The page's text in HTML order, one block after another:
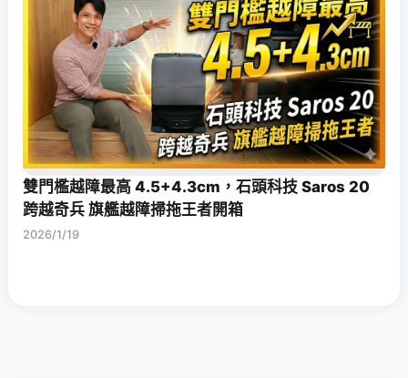
雙門檻越障最高 4.5+4.3cm，石頭科技 Saros 20
跨越奇兵 旗艦越障掃拖王者開箱
2026/1/19